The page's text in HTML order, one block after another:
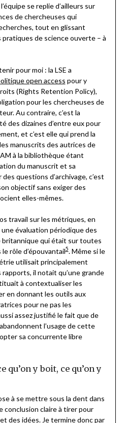
se replie d’ailleurs sur
de chercheuses qui
tout en glissant
de science ouverte – à
pour moi : la LSE a
open access pour y
(Rights Retention Policy),
pour les chercheuses de
Au contraire, c’est la
des dizaines d’entre eux pour
et c’est elle qui prend la
manuscrits des autrices de
à la bibliothèque étant
du manuscrit et sa
questions d’archivage, c’est
objectif sans exiger des
elles-mêmes.
travail sur les métriques, en
une évaluation périodique des
qui était sur toutes
rôle d’épouvantail5. Même si le
utilisait principalement
il notait qu’une grande
à contextualiser les
en donnant les outils aux
pour ne pas les
assez justifié le fait que de
l’usage de cette
sa concurrente libre
qu’on y boit, ce qu’on y
à se mettre sous la dent dans
conclusion claire à tirer pour
des idées. Je termine donc par